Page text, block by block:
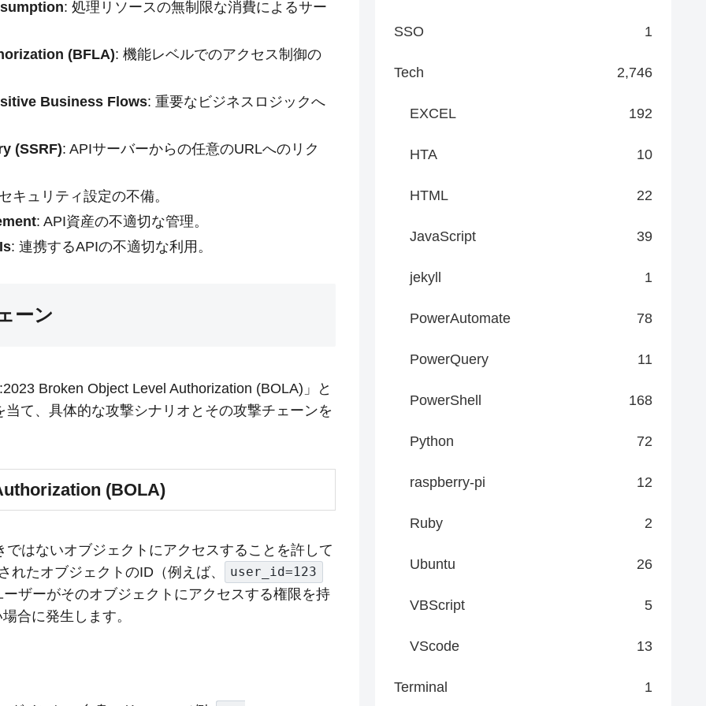
: 処理リソースの無制限な消費によるサー
(BFLA): 機能レベルでのアクセス制御の
Business Flows: 重要なビジネスロジックへ
(SSRF): APIサーバーからの任意のURLへのリク
キュリティ設定の不備。
: API資産の不適切な管理。
: 連携するAPIの不適切な利用。
ーン
Broken Object Level Authorization (BOLA)」と
て、具体的な攻撃シナリオとその攻撃チェーンを
(BOLA)
はないオブジェクトにアクセスすることを許して
たオブジェクトのID（例えば、
user_id=123
ザーがそのオブジェクトにアクセスする権限を持
合に発生します。
SSO 1
Tech 2,746
EXCEL 192
HTA 10
HTML 22
JavaScript 39
jekyll 1
PowerAutomate 78
PowerQuery 11
PowerShell 168
Python 72
raspberry-pi 12
Ruby 2
Ubuntu 26
VBScript 5
VScode 13
Terminal 1